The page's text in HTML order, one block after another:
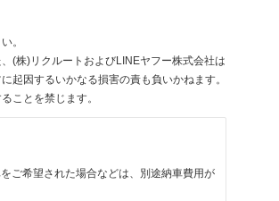
。
(株)リクルートおよびLINEヤフー株式会社は
起因するいかなる損害の責も負いかねます。
ことを禁じます。
ご希望された場合などは、別途納車費用が